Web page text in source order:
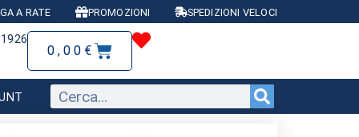
A RATE PROMOZIONI SPEDIZIONI VELOCI
0,00 €